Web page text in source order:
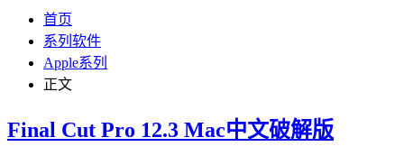
首页
系列软件
Apple系列
正文
Final Cut Pro 12.3 Mac中文破解版